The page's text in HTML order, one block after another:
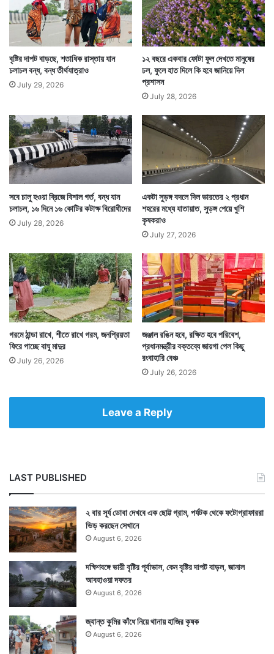
Tags Ayodhya
বৃষ্টির দাপট বাড়ছে, শতাধিক রাস্তায় যান
চলাচল বন্ধ, বন্ধ তীর্থযাত্রাও
July 29, 2026
১২ বছরে একবার ফোটা ফুল দেখতে মানুষের
ঢল, ফুলে হাত দিলে কি হবে জানিয়ে দিল
প্রশাসন
July 28, 2026
সবে চালু হওয়া ব্রিজে বিশাল গর্ত, বন্ধ যান
চলাচল, ১৬ দিনে ১৬ কোটির কটাক্ষ বিরোধীদের
July 28, 2026
একটা সুড়ঙ্গ বদলে দিল ভারতের ২ প্রধান
শহরের মধ্যে যাতায়াত, সুড়ঙ্গ পেয়ে খুশি
কৃষকরাও
July 27, 2026
গরমে ঠান্ডা রাখে, শীতে রাখে গরম, জনপ্রিয়তা
ফিরে পাচ্ছে বাঘু মাদুর
July 26, 2026
জঞ্জাল রঙিন হবে, রক্ষিত হবে পরিবেশ,
প্রধানমন্ত্রীর বক্তব্যে জায়গা পেল কিছু
রংবাহারি বেঞ্চ
July 26, 2026
Leave a Reply
LAST PUBLISHED
২ বার সূর্য ডোবা দেখবে এক ছোট্ট গ্রাম, পর্যটক থেকে ফটোগ্রাফাররা
ভিড় করছেন সেখানে
August 6, 2026
দক্ষিণবঙ্গে ভারী বৃষ্টির পূর্বাভাস, কেন বৃষ্টির দাপট বাড়ল, জানাল
আবহাওয়া দফতর
August 6, 2026
জ্যান্ত কুমির কাঁধে নিয়ে থানায় হাজির কৃষক
August 6, 2026